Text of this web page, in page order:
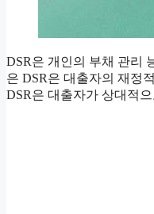
DSR은 개인의 부채 관리
은 DSR은 대출자의 재정
DSR은 대출자가 상대적